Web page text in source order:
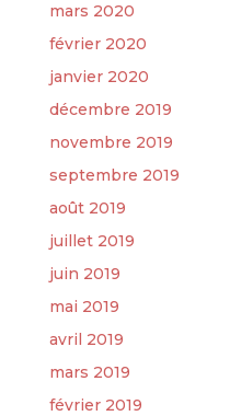
mars 2020
février 2020
janvier 2020
décembre 2019
novembre 2019
septembre 2019
août 2019
juillet 2019
juin 2019
mai 2019
avril 2019
mars 2019
février 2019